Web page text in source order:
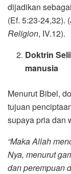
dijadikan
(Ef. 5:23-24,32).
Religion, IV.12).
Doktrin
manusia
Menurut Bibel,
tujuan
supaya pria dan
“Maka Allah
Nya, menurut
dan perempuan